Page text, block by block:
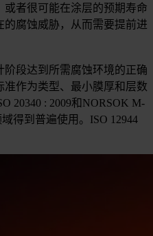
者很可能在涂层的预期寿命
腐蚀威胁，从而需要提前进
段达到所需腐蚀环境的正确
作为类型、最小膜厚和层数
20340 : 2009和NORSOK M-
得到普遍使用。ISO 12944